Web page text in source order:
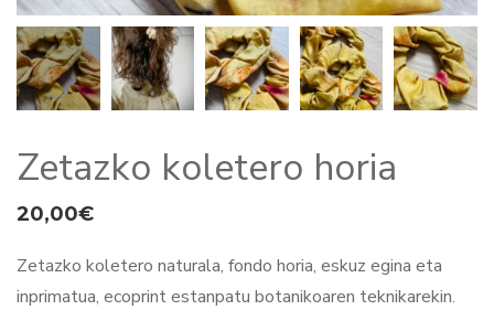
Zetazko koletero horia
20,00€
Zetazko koletero naturala, fondo horia, eskuz egina eta
inprimatua, ecoprint estanpatu botanikoaren teknikarekin.